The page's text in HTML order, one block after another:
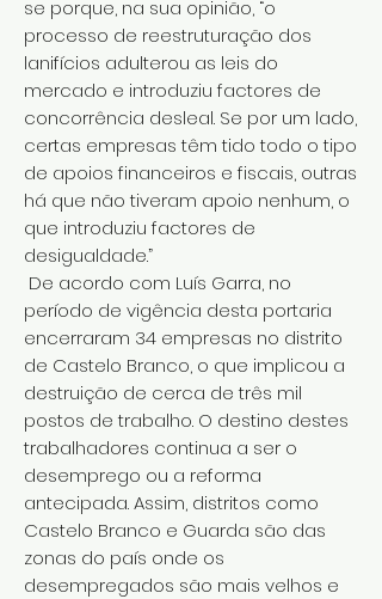
se porque, na sua opinião, “o
processo de reestruturação dos
lanifícios adulterou as leis do
mercado e introduziu factores de
concorrência desleal. Se por um lado,
certas empresas têm tido todo o tipo
de apoios financeiros e fiscais, outras
há que não tiveram apoio nenhum, o
que introduziu factores de
desigualdade.”
De acordo com Luís Garra, no
período de vigência desta portaria
encerraram 34 empresas no distrito
de Castelo Branco, o que implicou a
destruição de cerca de três mil
postos de trabalho. O destino destes
trabalhadores continua a ser o
desemprego ou a reforma
antecipada. Assim, distritos como
Castelo Branco e Guarda são das
zonas do país onde os
desempregados são mais velhos e